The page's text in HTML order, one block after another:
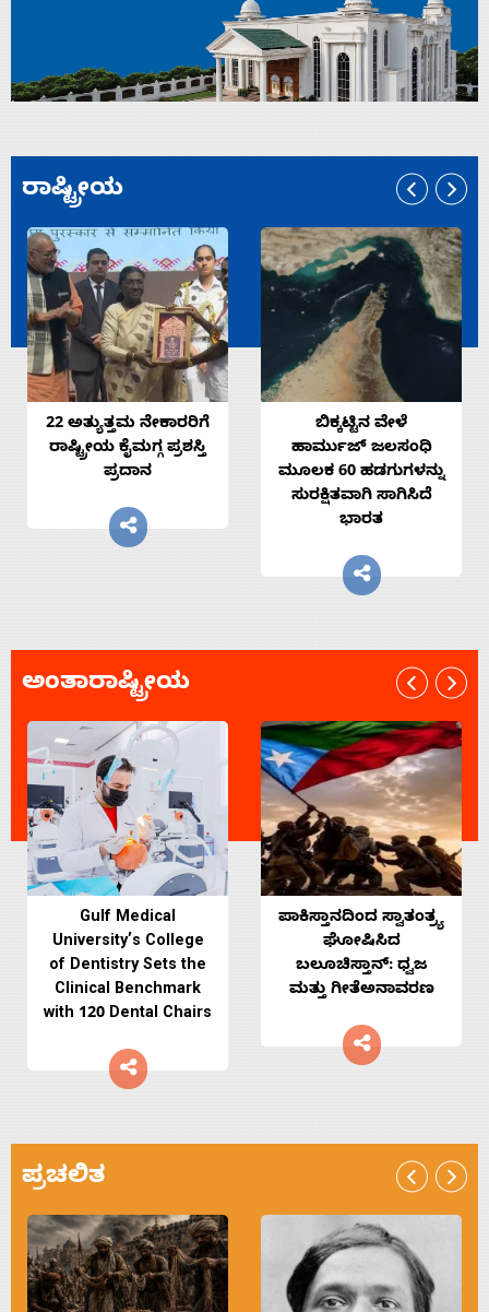
ರಾಷ್ಟ್ರೀಯ
22 ಅತ್ಯುತ್ತಮ ನೇಕಾರರಿಗೆ
ರಾಷ್ಟ್ರೀಯ ಕೈಮಗ್ಗ ಪ್ರಶಸ್ತಿ
ಪ್ರದಾನ
ಬಿಕ್ಕಟ್ಟಿನ ವೇಳೆ
ಹಾರ್ಮುಜ್ ಜಲಸಂಧಿ
ಮೂಲಕ 60 ಹಡಗುಗಳನ್ನು
ಸುರಕ್ಷಿತವಾಗಿ ಸಾಗಿಸಿದೆ
ಭಾರತ
ಅಂತಾರಾಷ್ಟ್ರೀಯ
Gulf Medical
University’s College
of Dentistry Sets the
Clinical Benchmark
with 120 Dental Chairs
ಪಾಕಿಸ್ತಾನದಿಂದ ಸ್ವಾತಂತ್ರ್ಯ
ಘೋಷಿಸಿದ
ಬಲೂಚಿಸ್ತಾನ್: ಧ್ವಜ
ಮತ್ತು ಗೀತೆಅನಾವರಣ
ಪ್ರಚಲಿತ